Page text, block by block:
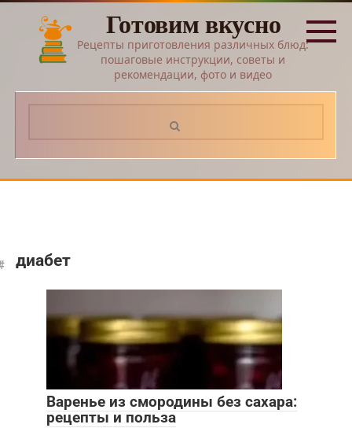
Перейти
контенту
Готовим вкусно
Рецепты приготовления различных блюд:
пошаговые инструкции, советы и
рекомендации, фото и видео
диабет
Варенье из смородины без сахара:
рецепты и польза